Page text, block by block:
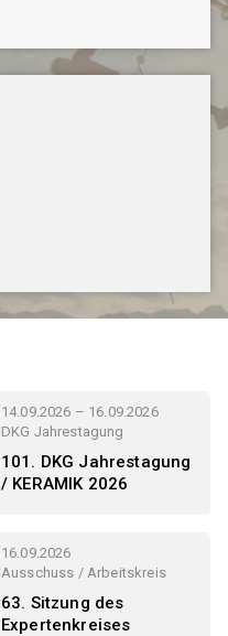
14.09.2026 – 16.09.2026
DKG Jahrestagung
101. DKG Jahrestagung
/ KERAMIK 2026
16.09.2026
Ausschuss / Arbeitskreis
63. Sitzung des
Expertenkreises